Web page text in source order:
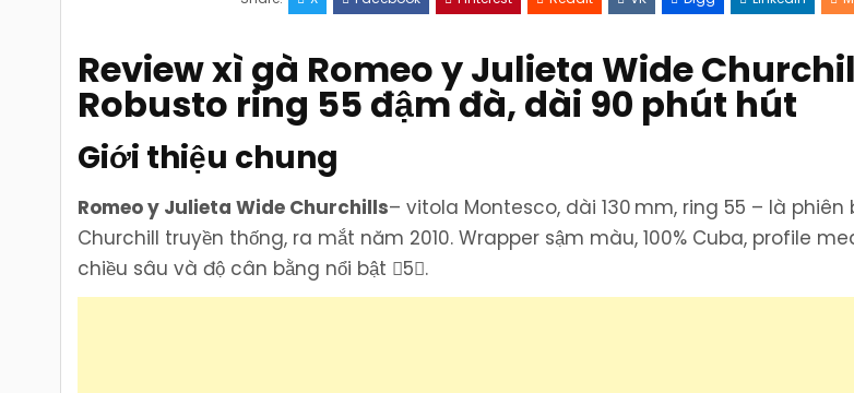
gà
Cuba
Julieta
Wide
Churchills
–
Robusto
ring
Review xì gà Romeo y Julieta Wide
Robusto ring 55 đậm đà, dài 90 phút hút
Giới thiệu chung
Romeo y Julieta Wide Churchills– vitola Montesco, dài 130 mm, ring 55 – là phiên
Churchill truyền thống, ra mắt năm 2010. Wrapper sậm màu, 100% Cuba, profile
chiều sâu và độ cân bằng nổi bật 5.